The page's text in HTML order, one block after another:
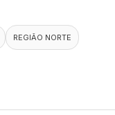
REGIÃO NORTE